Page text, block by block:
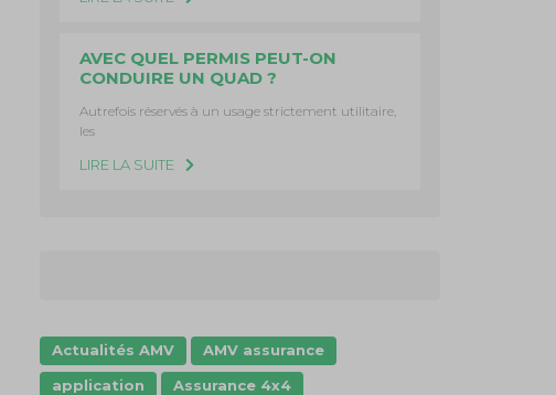
AVEC QUEL PERMIS PEUT-ON
CONDUIRE UN QUAD ?
Autrefois réservés à un usage strictement utilitaire,
les
LIRE LA SUITE
Actualités AMV
AMV assurance
application
Assurance 4x4